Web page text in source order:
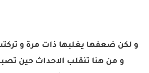
و لكن ضعفها يغلبها ذات مرة و
و من هنا تنقلب الاحداث حين